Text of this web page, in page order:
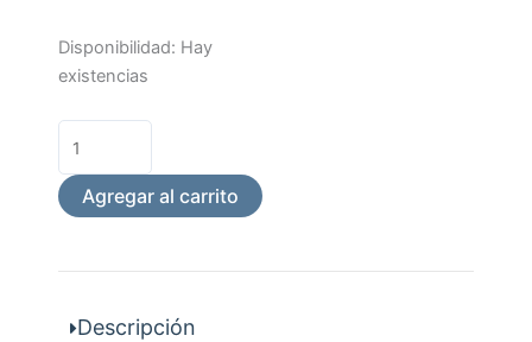
Disponibilidad: Hay
existencias
Taburete
Professional
cantidad
Agregar al carrito
Descripción